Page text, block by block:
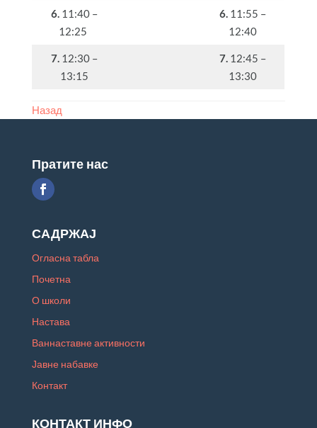
6.11:40 –
12:25
6.11:55 –
12:40
7.12:30 –
13:15
7.12:45 –
13:30
Назад
Пратите нас
САДРЖАЈ
Огласна табла
Почетна
О школи
Настава
Ваннаставне активности
Јавне набавке
Контакт
КОНТАКТ ИНФО